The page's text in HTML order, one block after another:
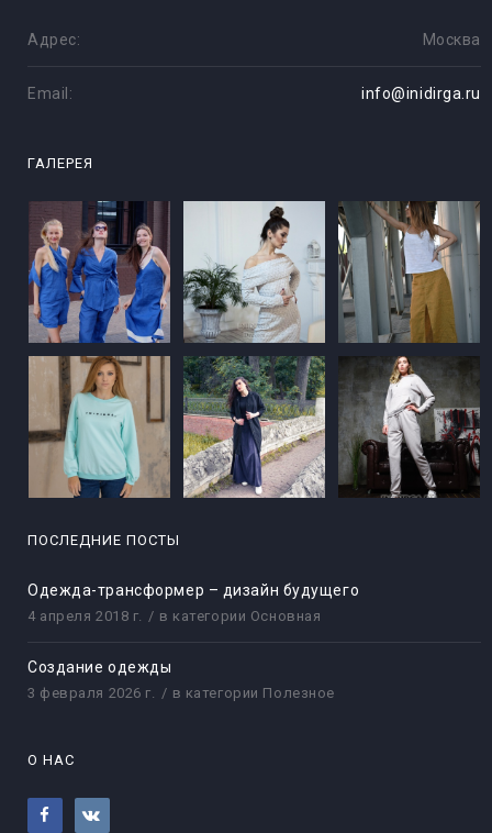
Адрес: Москва
Email: info@inidirga.ru
ГАЛЕРЕЯ
ПОСЛЕДНИЕ ПОСТЫ
Одежда-трансформер – дизайн будущего
4 апреля 2018 г. в категории Основная
Создание одежды
3 февраля 2026 г. в категории Полезное
О НАС